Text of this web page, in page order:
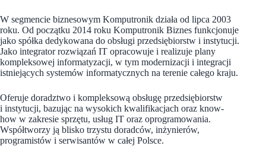
W segmencie biznesowym Komputronik działa od lipca 2003
roku. Od początku 2014 roku Komputronik Biznes funkcjonuje
jako spółka dedykowana do obsługi przedsiębiorstw i instytucji.
Jako integrator rozwiązań IT opracowuje i realizuje plany
kompleksowej informatyzacji, w tym modernizacji i integracji
istniejących systemów informatycznych na terenie całego kraju.
Oferuje doradztwo i kompleksową obsługę przedsiębiorstw
i instytucji, bazując na wysokich kwalifikacjach oraz know-
how w zakresie sprzętu, usług IT oraz oprogramowania.
Współtworzy ją blisko trzystu doradców, inżynierów,
programistów i serwisantów w całej Polsce.